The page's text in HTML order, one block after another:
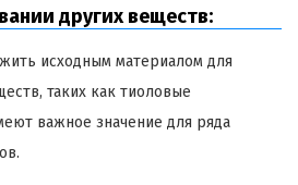
других веществ:
исходным материалом для
таких как тиоловые
важное значение для ряда